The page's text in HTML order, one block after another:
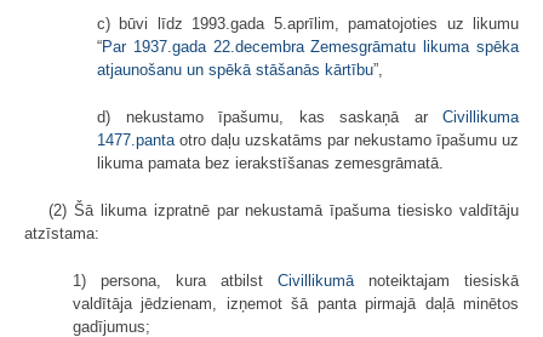
c) būvi līdz 1993.gada 5.aprīlim, pamatojoties uz likumu
“Par 1937.gada 22.decembra Zemesgrāmatu likuma spēka
atjaunošanu un spēkā stāšanās kārtību”,
d) nekustamo īpašumu, kas saskaņā ar Civillikuma
1477.panta otro daļu uzskatāms par nekustamo īpašumu uz
likuma pamata bez ierakstīšanas zemesgrāmatā.
(2) Šā likuma izpratnē par nekustamā īpašuma tiesisko valdītāju
atzīstama:
1) persona, kura atbilst Civillikumā noteiktajam tiesiskā
valdītāja jēdzienam, izņemot šā panta pirmajā daļā minētos
gadījumus;